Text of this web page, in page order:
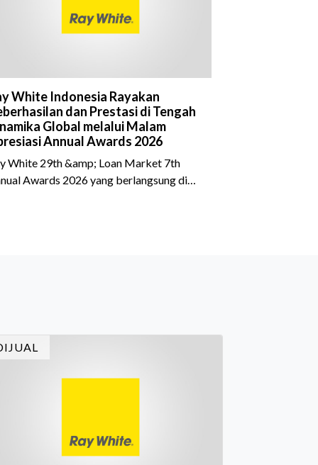
White Indonesia Rayakan
dan Prestasi di Tengah
Global melalui Malam
Annual Awards 2026
White 29th &amp; Loan Market 7th
Awards 2026 yang berlangsung di
oleh Country Director Ray White